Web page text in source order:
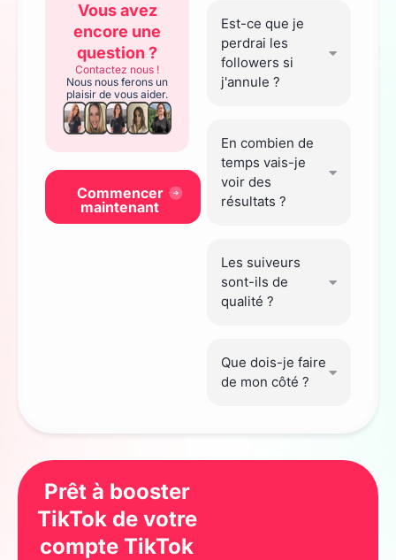
Commencer
maintenant
Vous avez
encore une
question ?
Contactez nous !
Nous nous ferons un
plaisir de vous aider.
Est-ce que je
perdrai les
followers si
j'annule ?
En combien de
temps vais-je
voir des
résultats ?
Les suiveurs
sont-ils de
qualité ?
Que dois-je faire
de mon côté ?
Prêt à booster
TikTok de votre
compte TikTok